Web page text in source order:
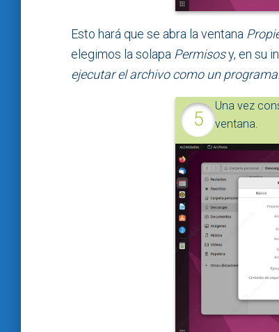
Esto hará que se abra la ventana
elegimos la solapa Permisosy, en su
ejecutar el archivo como un programa
Una vez
ventana.